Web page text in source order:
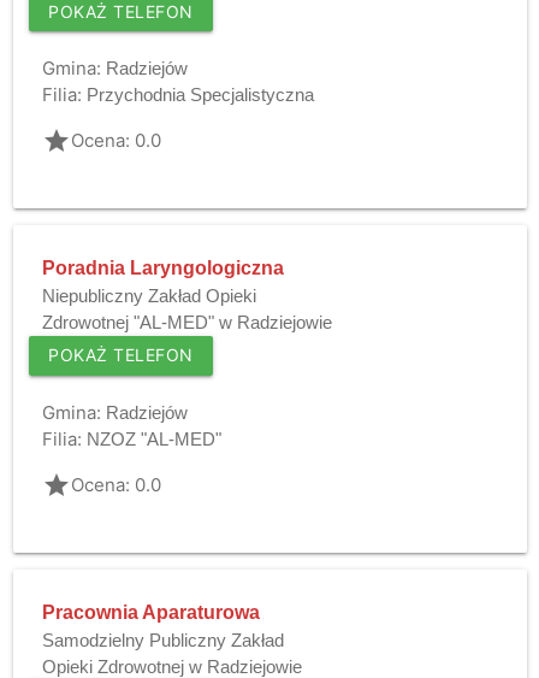
POKAŻ TELEFON
Gmina: Radziejów
Filia: Przychodnia Specjalistyczna
gradeOcena: 0.0
Poradnia Laryngologiczna
Niepubliczny Zakład Opieki
Zdrowotnej "AL-MED" w Radziejowie
POKAŻ TELEFON
Gmina: Radziejów
Filia: NZOZ "AL-MED"
gradeOcena: 0.0
Pracownia Aparaturowa
Samodzielny Publiczny Zakład
Opieki Zdrowotnej w Radziejowie